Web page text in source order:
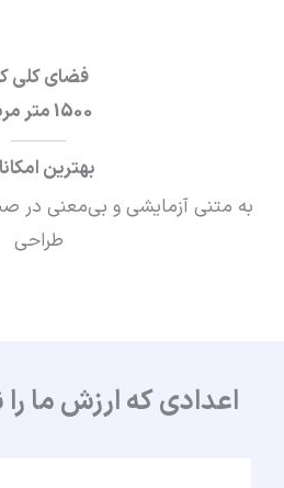
فضای کلی
1500 متر مربع
بهترین
به متنی آزمایشی و بی‌معنی در
طراحی
اعدادی که ارزش ما